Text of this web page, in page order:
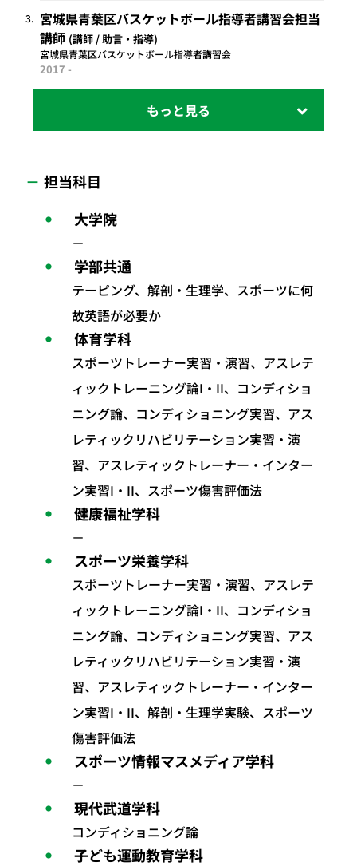
3. 宮城県青葉区バスケットボール指導者講習会担当
講師 講師 / 助言・指導
宮城県青葉区バスケットボール指導者講習会
2017 -
担当科目
大学院
－
学部共通
テーピング、解剖・生理学、スポーツに何
故英語が必要か
体育学科
スポーツトレーナー実習・演習、アスレテ
ィックトレーニング論I・II、コンディショ
ニング論、コンディショニング実習、アス
レティックリハビリテーション実習・演
習、アスレティックトレーナー・インター
ン実習I・II、スポーツ傷害評価法
健康福祉学科
－
スポーツ栄養学科
スポーツトレーナー実習・演習、アスレテ
ィックトレーニング論I・II、コンディショ
ニング論、コンディショニング実習、アス
レティックリハビリテーション実習・演
習、アスレティックトレーナー・インター
ン実習I・II、解剖・生理学実験、スポーツ
傷害評価法
スポーツ情報マスメディア学科
－
現代武道学科
コンディショニング論
子ども運動教育学科